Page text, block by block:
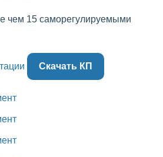
чем 15 саморегулируемыми
Скачать КП